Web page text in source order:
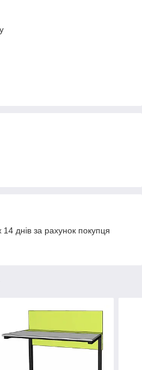
днів за рахунок покупця